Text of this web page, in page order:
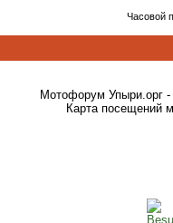
Часовой
Мотофорум Упыри.орг -
Карта посещений